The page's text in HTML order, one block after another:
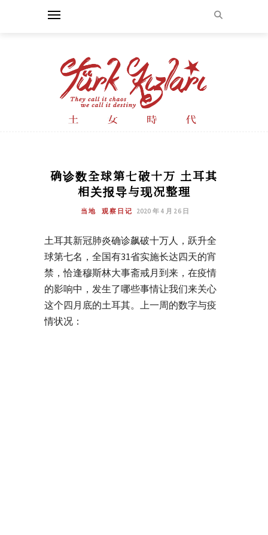
确诊数全球第七破十万 土耳其
相关报导与现况整理
当地 观察日记 2020 年 4 月 26 日
土耳其新冠肺炎确诊飙破十万人，跃升全
球第七名，全国有31省实施长达四天的宵
禁，恰逢穆斯林大事斋戒月到来，在疫情
的影响中，发生了哪些事情让我们来关心
这个四月底的土耳其。上一周的数字与疫
情状况：